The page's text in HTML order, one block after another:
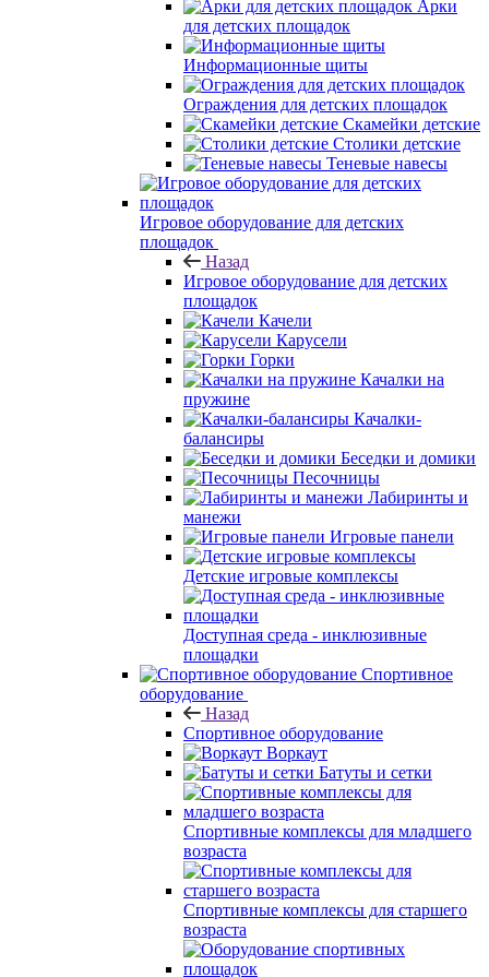
Арки
для детских площадок
Информационные щиты
Ограждения для детских площадок
Скамейки детские
Столики детские
Теневые навесы
Игровое оборудование для детских
площадок
Назад
Игровое оборудование для детских
площадок
Качели
Карусели
Горки
Качалки на
пружине
Качалки-
балансиры
Беседки и домики
Песочницы
Лабиринты и
манежи
Игровые панели
Детские игровые комплексы
Доступная среда - инклюзивные
площадки
Спортивное
оборудование
Назад
Спортивное оборудование
Воркаут
Батуты и сетки
Спортивные комплексы для младшего
возраста
Спортивные комплексы для старшего
возраста